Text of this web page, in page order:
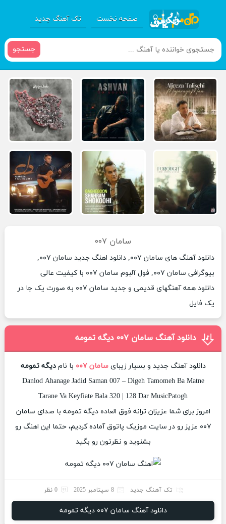
صفحه نخست تک آهنگ جدید
جستجو
سامان ۰۰۷
دانلود آهنگ های سامان ۰۰۷, دانلود اهنگ جدید سامان ۰۰۷,
بیوگرافی سامان ۰۰۷, فول آلبوم سامان ۰۰۷ با کیفیت عالی
دانلود همه آهنگهای قدیمی و جدید سامان ۰۰۷ به صورت یک جا در
یک فایل
دانلود آهنگ سامان ۰۰۷ دیگه تمومه
دانلود آهنگ جدید و بسیار زیبایسامان ۰۰۷ با نامدیگه تمومه
Danlod Ahanage Jadid Saman 007 – Digeh Tamomeh Ba Matne
Tarane Va Keyfiate Bala 320 | 128 Dar MusicPatogh
امروز برای شما عزیزان ترانه فوق العاده دیگه تمومه با صدای سامان
۰۰۷ عزیز رو در سایت موزیک پاتوق آماده کردیم، حتما این اهنگ رو
بشنوید و نظرتون رو بگید
تک آهنگ جدید 8 سپتامبر 2025 0 نظر
دانلود آهنگ سامان ۰۰۷ دیگه تمومه